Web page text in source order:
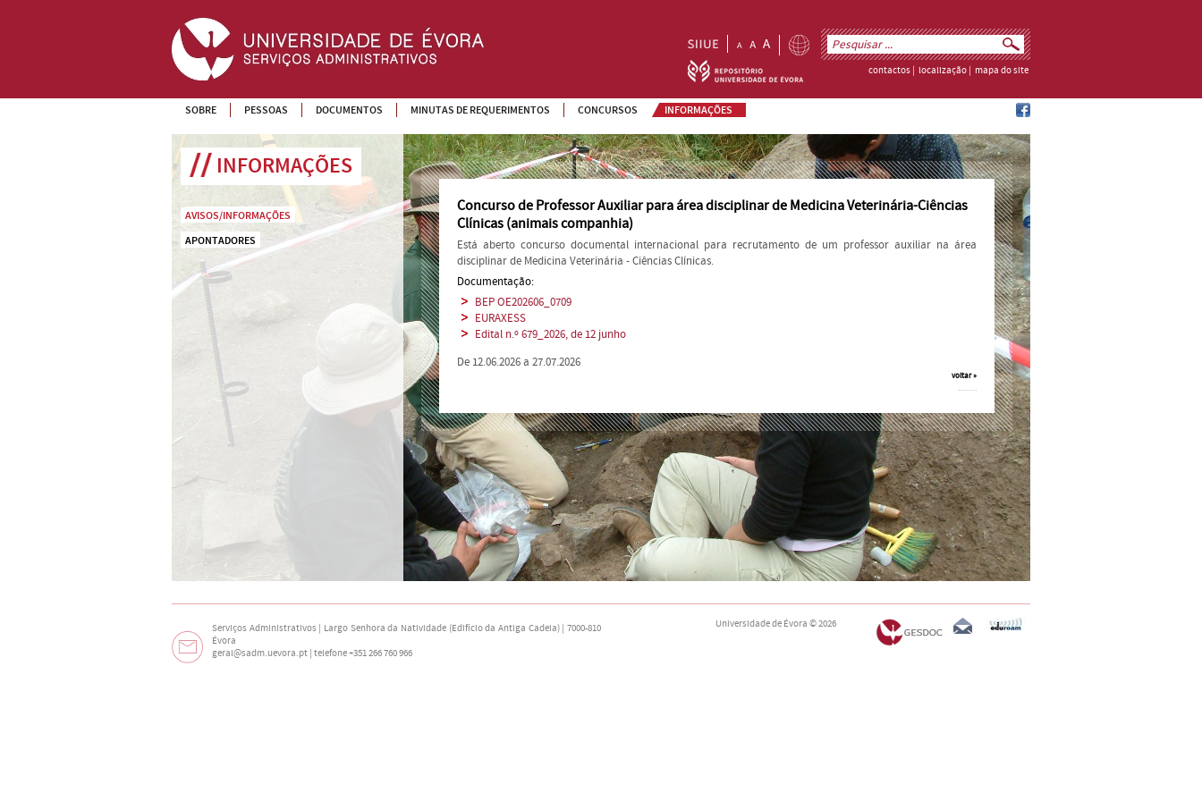
contactos localização mapa do site
SOBRE PESSOAS DOCUMENTOS MINUTAS DE REQUERIMENTOS CONCURSOS INFORMAÇÕES
INFORMAÇÕES
AVISOS/INFORMAÇÕES
APONTADORES
Concurso de Professor Auxiliar para área disciplinar de Medicina Veterinária-Ciências
Clínicas (animais companhia)
Está aberto concurso documental internacional para recrutamento de um professor auxiliar na área
disciplinar de Medicina Veterinária - Ciências Clínicas.
Documentação:
BEP OE202606_0709
EURAXESS
Edital n.º 679_2026, de 12 junho
De 12.06.2026 a 27.07.2026
voltar »
Serviços Administrativos | Largo Senhora da Natividade (Edifício da Antiga Cadeia) | 7000-810
Évora
geral@sadm.uevora.pt | telefone +351 266 760 966
Universidade de Évora © 2026